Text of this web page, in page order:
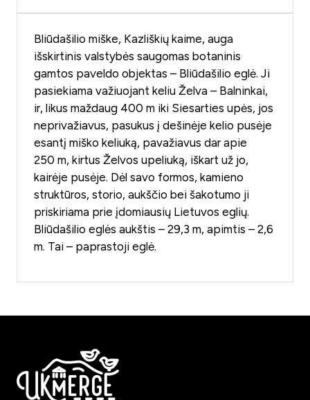
Bliūdašilio miške, Kazliškių kaime, auga
išskirtinis valstybės saugomas botaninis
gamtos paveldo objektas – Bliūdašilio eglė. Ji
pasiekiama važiuojant keliu Želva – Balninkai,
ir, likus maždaug 400 m iki Siesarties upės, jos
neprivažiavus, pasukus į dešinėje kelio pusėje
esantį miško keliuką, pavažiavus dar apie
250 m, kirtus Želvos upeliuką, iškart už jo,
kairėje pusėje. Dėl savo formos, kamieno
struktūros, storio, aukščio bei šakotumo ji
priskiriama prie įdomiausių Lietuvos eglių.
Bliūdašilio eglės aukštis – 29,3 m, apimtis – 2,6
m. Tai – paprastoji eglė.